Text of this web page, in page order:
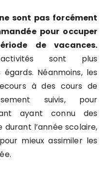
sont pas forcément
pour occuper
de vacances.
sont plus
Néanmoins, les
à des cours de
suivis, pour
ayant connu des
durant l’année scolaire,
mieux assimiler les